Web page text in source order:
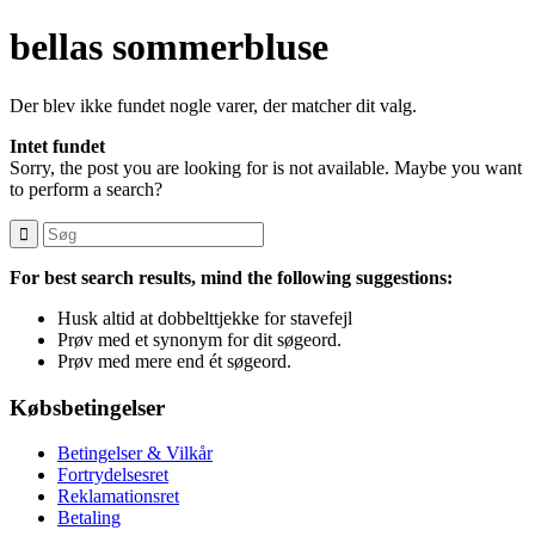
bellas sommerbluse
Der blev ikke fundet nogle varer, der matcher dit valg.
Intet fundet
Sorry, the post you are looking for is not available. Maybe you want
to perform a search?
For best search results, mind the following suggestions:
Husk altid at dobbelttjekke for stavefejl
Prøv med et synonym for dit søgeord.
Prøv med mere end ét søgeord.
Købsbetingelser
Betingelser & Vilkår
Fortrydelsesret
Reklamationsret
Betaling